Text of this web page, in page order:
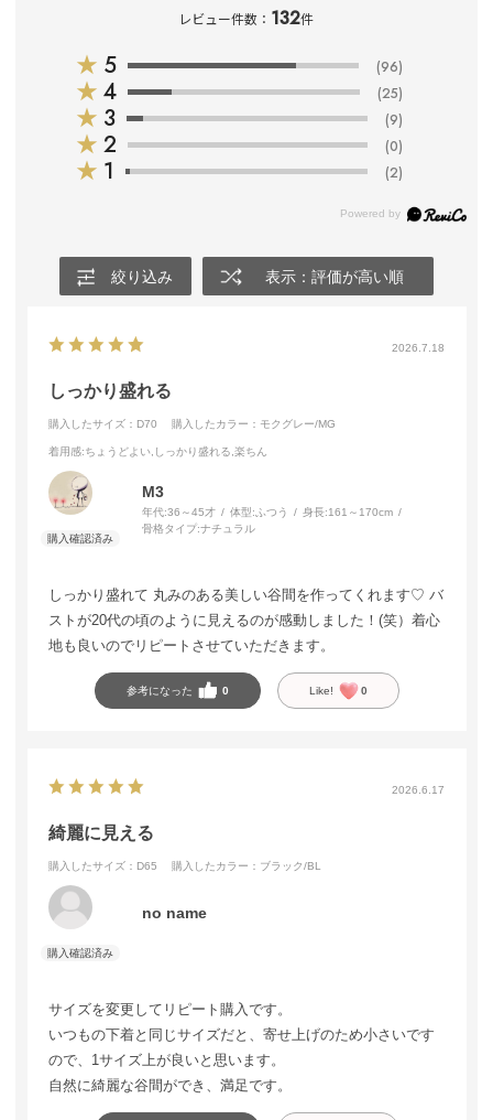
レビュー件数： 132件
★ 5 (96)
★ 4 (25)
★ 3 (9)
★ 2 (0)
★ 1 (2)
絞り込み 表示：評価が高い順
2026.7.18
しっかり盛れる
購入したサイズ：D70 購入したカラー：モクグレー/MG
着用感:ちょうどよい,しっかり盛れる,楽ちん
M3
年代:36～45才 体型: ふつう 身長:161～170cm
骨格タイプ:ナチュラル
しっかり盛れて 丸みのある美しい谷間を作ってくれます♡ バ
ストが20代の頃のように見えるのが感動しました！(笑）着心
地も良いのでリピートさせていただきます。
参考になった 0 Like! 0
2026.6.17
綺麗に見える
購入したサイズ：D65 購入したカラー：ブラック/BL
no name
サイズを変更してリピート購入です。
いつもの下着と同じサイズだと、寄せ上げのため小さいです
ので、1サイズ上が良いと思います。
自然に綺麗な谷間ができ、満足です。